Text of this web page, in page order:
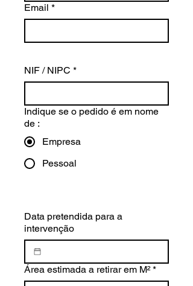
Email *
NIF / NIPC *
Indique se o pedido é em nome
de :
Empresa
Pessoal
Data pretendida para a
intervenção
Área estimada a retirar em M² *